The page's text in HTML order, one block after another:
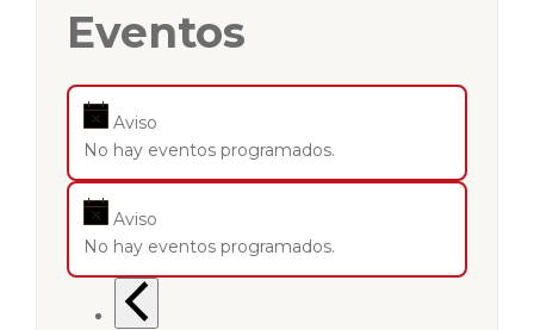
Eventos
Aviso
No hay eventos programados.
Aviso
No hay eventos programados.